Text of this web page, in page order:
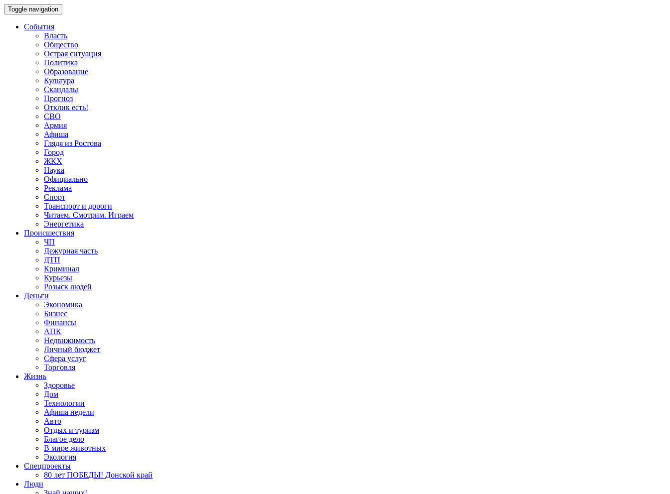
Toggle navigation
События
Власть
Общество
Острая ситуация
Политика
Образование
Культура
Скандалы
Прогноз
Отклик есть!
СВО
Армия
Афиша
Глядя из Ростова
Город
ЖКХ
Наука
Официально
Реклама
Спорт
Транспорт и дороги
Читаем. Смотрим. Играем
Энергетика
Происшествия
ЧП
Дежурная часть
ДТП
Криминал
Курьезы
Розыск людей
Деньги
Экономика
Бизнес
Финансы
АПК
Недвижимость
Личный бюджет
Сфера услуг
Торговля
Жизнь
Здоровье
Дом
Технологии
Афиша недели
Авто
Отдых и туризм
Благое дело
В мире животных
Экология
Спецпроекты
80 лет ПОБЕДЫ! Донской край
Люди